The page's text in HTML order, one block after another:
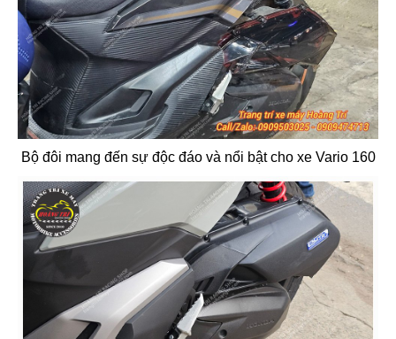
Bộ đôi mang đến sự độc đáo và nổi bật cho xe Vario 160